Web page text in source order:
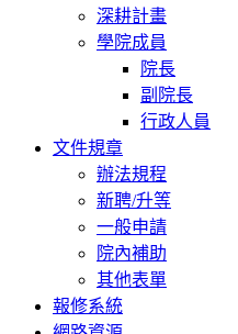
深耕計畫
學院成員
院長
副院長
行政人員
文件規章
辦法規程
新聘/升等
一般申請
院內補助
其他表單
報修系統